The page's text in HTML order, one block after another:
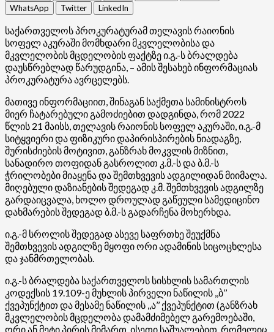
WhatsApp
Twitter LinkedIn
საქართველოს პროკურატურამ თელავის რაიონის
სოფელ აკურაში მომხდარი მკვლელობისა და
მკვლელობის მცდელობის ფაქტზე ი.გ.-ს ბრალდება
დაუსწრებლად წარუდგინა, – ამის შესახებ ინფორმაციას
პროკურატურა ავრცელებს.
მათივე ინფორმაციით, შინაგან საქმეთა სამინისტროს
მიერ ჩატარებული გამოძიებით დადგინდა, რომ 2022
წლის 21 მაისს, თელავის რაიონის სოფელ აკურაში, ი.გ.-მ
სიტყვიერი და ფიზიკური დაპირისპირების ნიადაგზე,
შურისძიების მოტივით, განზრახ მოკვლის მიზნით,
სანადირო თოფიდან გასროლით კ.მ.-ს და ბ.მ.-ს
ჭრილობები მიაყენა და შემთხვევის ადგილიდან მიიმალა.
მიღებული დაზიანების შედეგად კ.მ. შემთხვევის ადგილზე
გარდაიცვალა, ხოლო დროულად გაწეული სამედიცინო
დახმარების შედეგად ბ.მ.-ს გადარჩენა მოხერხდა.
ი.გ.-მ სროლის შედეგად ასევე საფრთხე შეუქმნა
შემთხვევის ადგილზე მყოფი ორი ადამინის სიცოცხლესა
და ჯანმრთელობას.
ი.გ.-ს ბრალდება საქართველოს სისხლის სამართლის
კოდექსის 19.109-ე მუხლის პირველი ნაწილის ,,ბ’’
ქვეპუნქტით და მესამე ნაწილის ,,ა’’ ქვეპუნქტით (განზრახ
მკვლელობის მცდელობა დამამძიმებელ გარემოებაში,
ორი ან მეტი პირის მიმართ, ისეთი საშუალებით, რომელიც